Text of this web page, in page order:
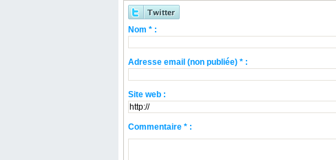
Nom * :
Adresse email (non publiée) * :
Site web :
Commentaire * :